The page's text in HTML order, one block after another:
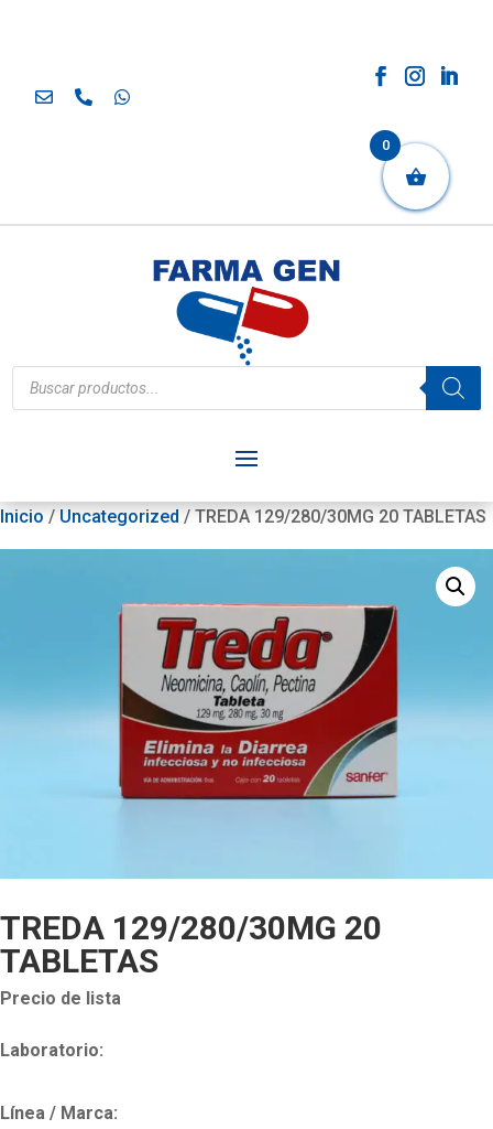
Búsqueda
de
productos
Inicio / Uncategorized / TREDA 129/280/30MG 20 TABLETAS
TREDA 129/280/30MG 20
TABLETAS
Precio de lista
Laboratorio:
Línea / Marca:
0